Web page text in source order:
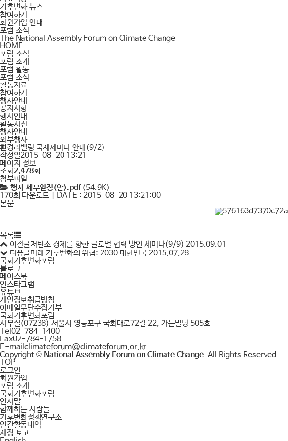
기후변화 뉴스
참여하기
회원가입 안내
포럼 소식
The National Assembly Forum on Climate Change
HOME
포럼 소식
포럼 소개
포럼 활동
포럼 소식
활동자료
참여하기
행사안내
공지사항
행사안내
활동사진
행사안내
외부행사
환경라벨링 국제세미나 안내(9/2)
작성일2015-08-20 13:21
페이지 정보
조회2,478회
첨부파일
행사 세부일정(안).pdf(54.9K)
170회 다운로드 | DATE : 2015-08-20 13:21:00
본문
목록
이전글저탄소 경제를 향한 글로벌 협력 방안 세미나(9/9) 2015.09.01
다음글미래 기후변화의 위협: 2030 대한민국 2015.07.28
국회기후변화포럼
블로그
페이스북
인스타그램
유튜브
개인정보취급방침
이메일무단수집거부
국회기후변화포럼
사무실(07238) 서울시 영등포구 국회대로72길 22, 가든빌딩 505호
Tel02-784-1400
Fax02-784-1758
E-mailclimateforum@climateforum.or.kr
Copyright © National Assembly Forum on Climate Change. All Rights Reserved.
TOP
로그인
회원가입
포럼 소개
국회기후변화포럼
인사말
함께하는 사람들
기후변화정책연구소
연간활동내역
재정 보고